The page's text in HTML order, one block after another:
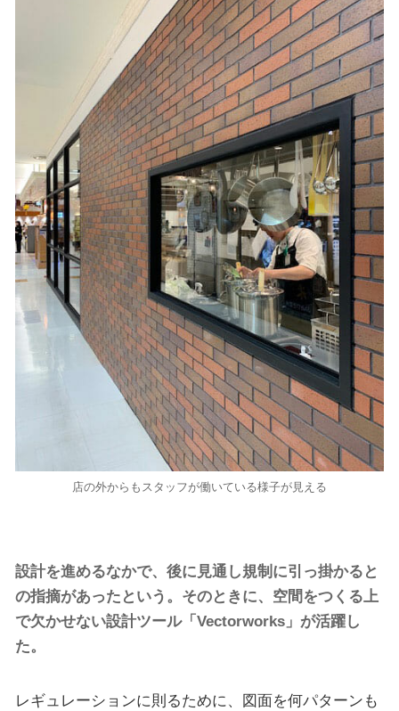
店の外からもスタッフが働いている様子が見える
設計を進めるなかで、後に見通し規制に引っ掛かると
の指摘があったという。そのときに、空間をつくる上
で欠かせない設計ツール「Vectorworks」が活躍し
た。
レギュレーションに則るために、図面を何パターンも